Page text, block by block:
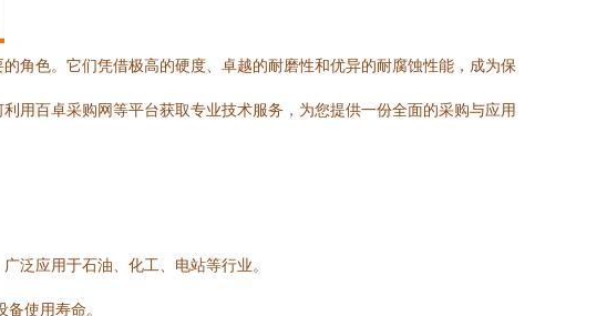
角色。它们凭借极高的硬度、卓越的耐磨性和优异的耐腐蚀性能，成为保
用百卓采购网等平台获取专业技术服务，为您提供一份全面的采购与应用
泛应用于石油、化工、电站等行业。
使用寿命。